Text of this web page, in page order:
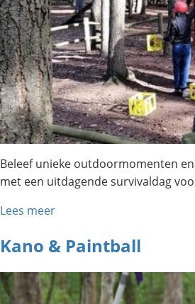
Beleef unieke outdoormomenten
met een uitdagende survivaldag
Lees meer
Kano & Paintball